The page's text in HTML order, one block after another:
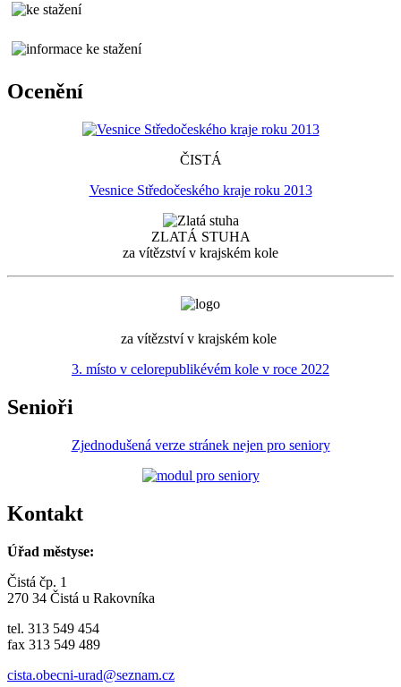
Ocenění
ČISTÁ
Vesnice Středočeského kraje roku 2013
ZLATÁ STUHA
za vítězství v krajském kole
za vítězství v krajském kole
3. místo v celorepublikévém kole v roce 2022
Senioři
Zjednodušená verze stránek nejen pro seniory
Kontakt
Úřad městyse:
Čistá čp. 1
270 34 Čistá u Rakovníka
tel. 313 549 454
fax 313 549 489
cista.obecni-urad@seznam.cz